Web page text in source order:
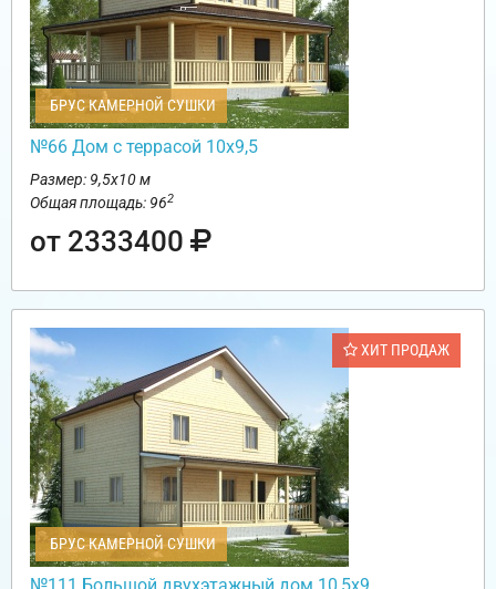
БРУС КАМЕРНОЙ СУШКИ
№66 Дом с террасой 10х9,5
Размер: 9,5х10 м
Общая площадь: 962
от 2333400
ХИТ ПРОДАЖ
БРУС КАМЕРНОЙ СУШКИ